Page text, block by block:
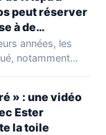
peut réserver
à de
années, les
notamment
» : une vidéo
Ester
la toile